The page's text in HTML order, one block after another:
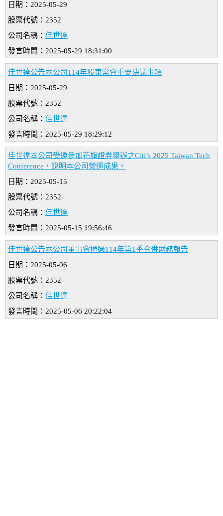
日期：2025-05-29
股票代號：2352
公司名稱： 佳世達
發言時間：2025-05-29 18:31:00
佳世達公告本公司114年股東常會重要決議事項
日期：2025-05-29
股票代號：2352
公司名稱： 佳世達
發言時間：2025-05-29 18:29:12
佳世達本公司受邀參加花旗證券舉辦之Citi’s 2025 Taiwan Tech
Conference，說明本公司營運成果。
日期：2025-05-15
股票代號：2352
公司名稱： 佳世達
發言時間：2025-05-15 19:56:46
佳世達公告本公司董事會通過114年第1季合併財務報告
日期：2025-05-06
股票代號：2352
公司名稱： 佳世達
發言時間：2025-05-06 20:22:04